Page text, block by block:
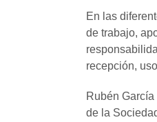
En las
de trabajo,
recepción,
Rubén
de la